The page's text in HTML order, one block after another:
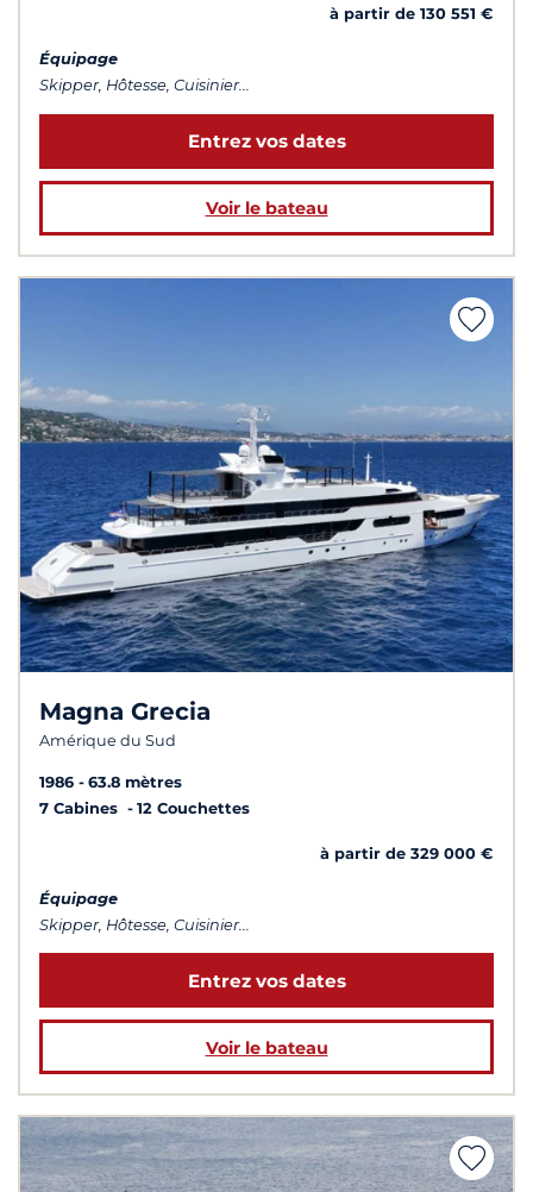
à partir de 130 551 €
Équipage
Skipper, Hôtesse, Cuisinier...
Entrez vos dates
Voir le bateau
Magna Grecia
Amérique du Sud
1986
63.8 mètres
7 Cabines
12 Couchettes
à partir de 329 000 €
Équipage
Skipper, Hôtesse, Cuisinier...
Entrez vos dates
Voir le bateau